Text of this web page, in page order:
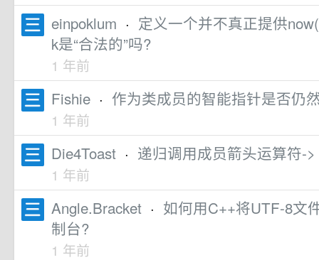
einpoklum · 定义一个并不真正提供
k是“合法的”吗?
1 年前
Fishie · 作为类成员的智能指针是否仍
1 年前
Die4Toast · 递归调用成员箭头运算符->
1 年前
Angle.Bracket · 如何用C++将UTF-8文
制台?
1 年前